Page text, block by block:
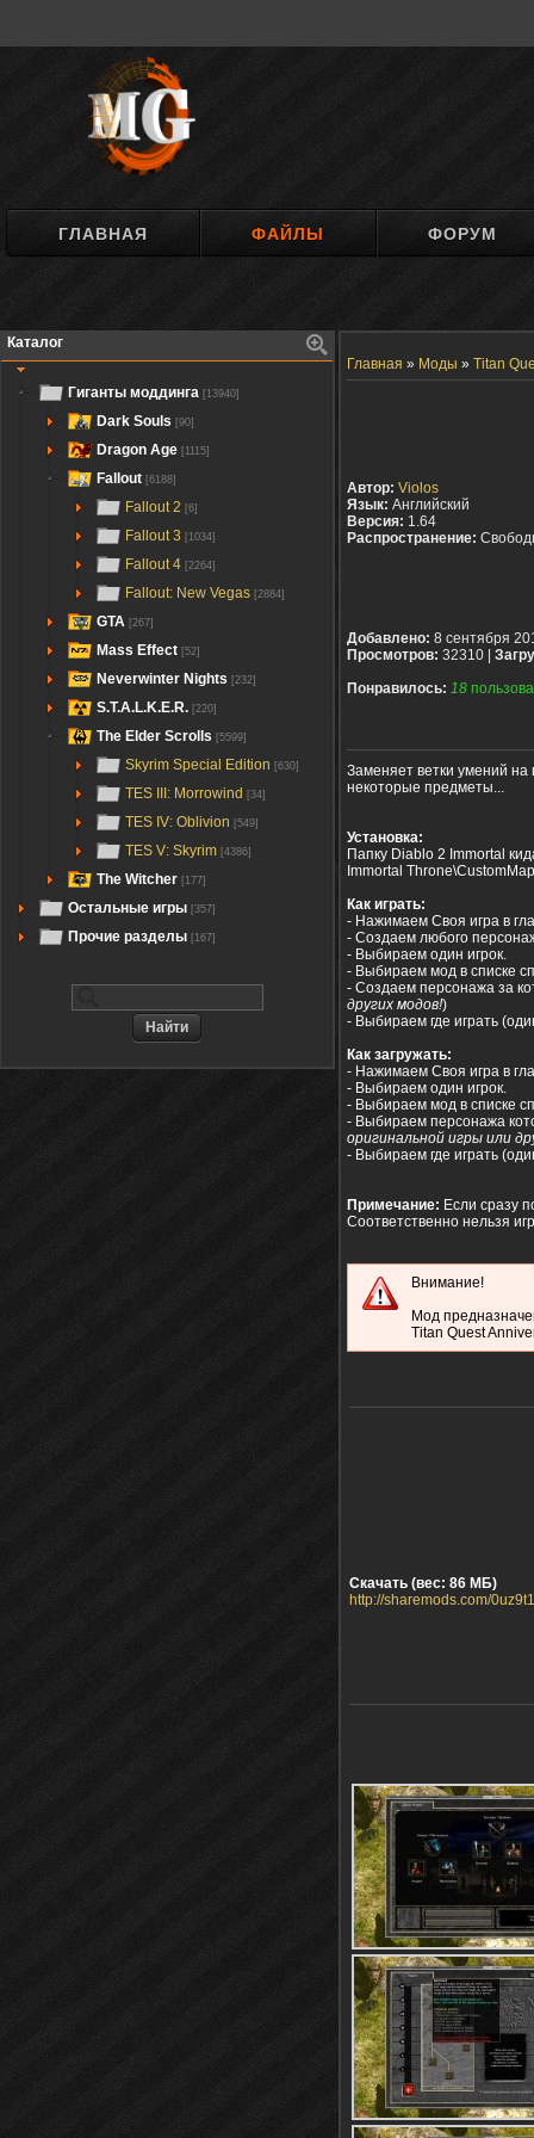
ГЛАВНАЯ ФАЙЛЫ ФОРУМ
Каталог
Гиганты моддинга [13940]
Dark Souls [90]
Dragon Age [1115]
Fallout [6188]
Fallout 2 [6]
Fallout 3 [1034]
Fallout 4 [2264]
Fallout: New Vegas [2884]
GTA [267]
Mass Effect [52]
Neverwinter Nights [232]
S.T.A.L.K.E.R. [220]
The Elder Scrolls [5599]
Skyrim Special Edition [630]
TES III: Morrowind [34]
TES IV: Oblivion [549]
TES V: Skyrim [4386]
The Witcher [177]
Остальные игры [357]
Прочие разделы [167]
Главная » Моды » Titan
Автор: Violos
Язык: Английский
Версия: 1.64
Распространение:
Добавлено: 8 сентября
Просмотров: 32310 |
Понравилось: 18
Заменяет ветки умений на
некоторые предметы...
Установка:
Папку Diablo 2 Immortal
Immortal
Как играть:
- Нажимаем Своя игра в
- Создаем любого
- Выбираем один игрок.
- Выбираем мод в списке
- Создаем персонажа за
других модов!)
- Выбираем где играть
Как загружать:
- Нажимаем Своя игра в
- Выбираем один игрок.
- Выбираем мод в списке
- Выбираем персонажа
оригинальной игры или
- Выбираем где играть
Примечание: Если сразу
Соответственно нельзя
Внимание!
Мод
Titan Quest
Скачать (вес: 86 МБ)
http://sharemods.com/